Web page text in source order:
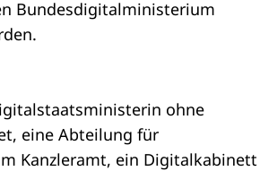
Bundesdigitalministerium
ohne
eine Abteilung für
Kanzleramt, ein Digitalkabinett